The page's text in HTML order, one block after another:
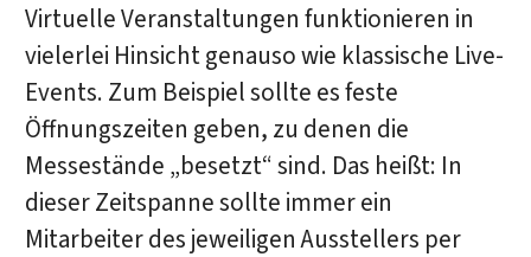
Virtuelle Veranstaltungen funktionieren in
vielerlei Hinsicht genauso wie klassische Live-
Events. Zum Beispiel sollte es feste
Öffnungszeiten geben, zu denen die
Messestände „besetzt“ sind. Das heißt: In
dieser Zeitspanne sollte immer ein
Mitarbeiter des jeweiligen Ausstellers per